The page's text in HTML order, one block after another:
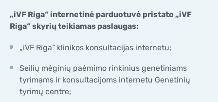
„iVF Riga“ internetinė parduotuvė pristato „iVF
Riga“ skyrių teikiamas paslaugas:
„iVF Riga“ klinikos konsultacijas internetu;
Seilių mėginių paėmimo rinkinius genetiniams
tyrimams ir konsultacijoms internetu Genetinių
tyrimų centre;